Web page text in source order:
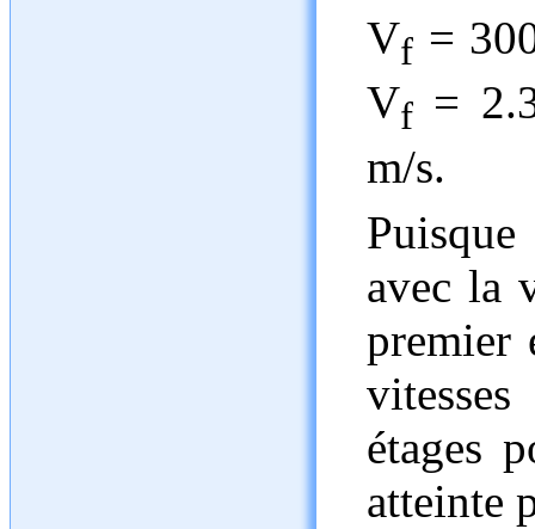
Vf =
Vf =
m/s.
avec la
premier
étages
atteinte